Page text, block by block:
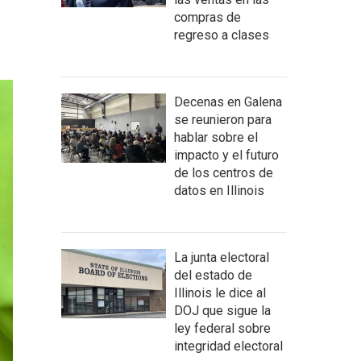
compras de
regreso a clases
Decenas en Galena
se reunieron para
hablar sobre el
impacto y el futuro
de los centros de
datos en Illinois
La junta electoral
del estado de
Illinois le dice al
DOJ que sigue la
ley federal sobre
integridad electoral